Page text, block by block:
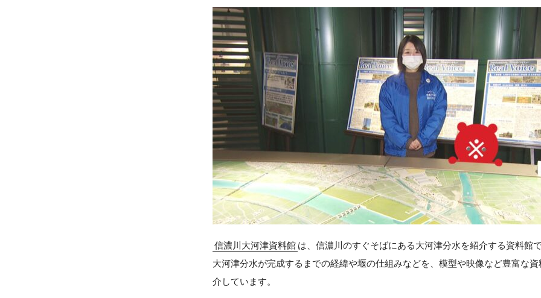
信濃川大河津資料館 は、信濃川のすぐそばにある大河津分水を紹介する資料館
大河津分水が完成するまでの経緯や堰の仕組みなどを、模型や映像など豊富な
介しています。